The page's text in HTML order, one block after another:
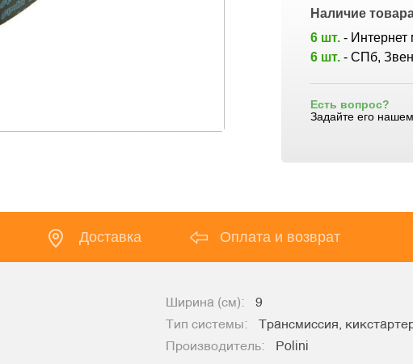
Наличие
6 шт. - Интернет
6 шт. - СПб,
Есть вопрос?
Задайте его
Доставка Оплата и возврат
Ширина (см): 9
Тип системы: Трансмиссия,
Производитель: Polini